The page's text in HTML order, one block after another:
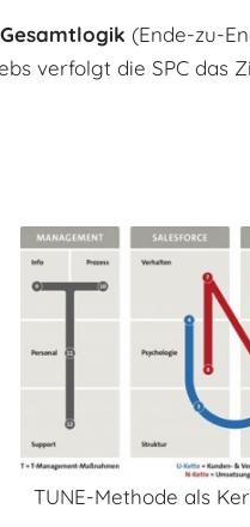
(Ende-zu-
verfolgt die SPC das
TUNE-Methode als